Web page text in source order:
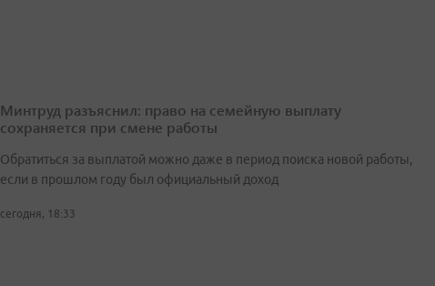
Минтруд разъяснил: право на семейную выплату
сохраняется при смене работы
Обратиться за выплатой можно даже в период поиска новой работы,
если в прошлом году был официальный доход
сегодня, 18:33